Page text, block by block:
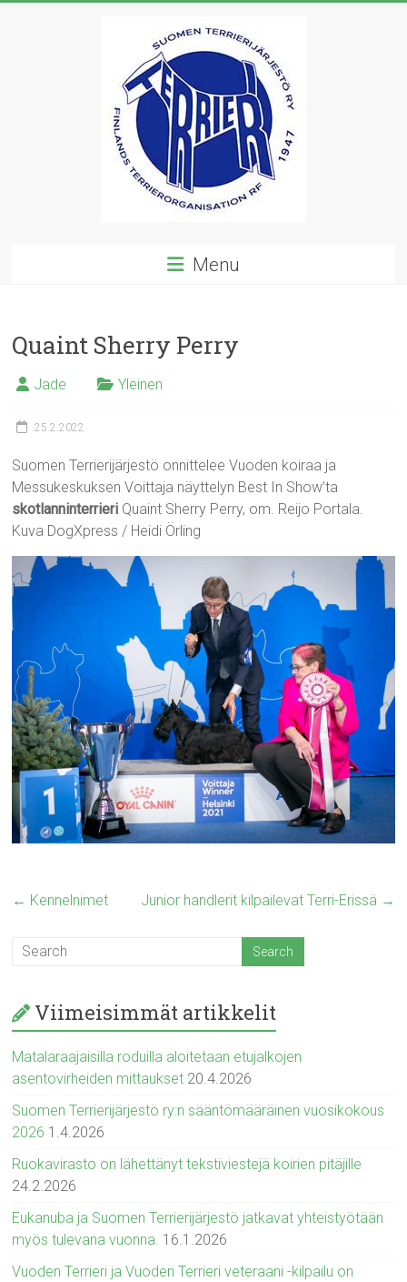
Terrierijärjestö
23
terrierirodun
rotujärjestö
Menu
Quaint Sherry Perry
Jade Yleinen
25.2.2022
Suomen Terrierijärjestö onnittelee Vuoden koiraa ja
Messukeskuksen Voittaja näyttelyn Best In Show’ta
skotlanninterrieri Quaint Sherry Perry, om. Reijo Portala.
Kuva DogXpress / Heidi Örling
← Kennelnimet Junior handlerit kilpailevat Terri-Erissä →
Viimeisimmät artikkelit
Matalaraajaisilla roduilla aloitetaan etujalkojen
asentovirheiden mittaukset 20.4.2026
Suomen Terrierijärjestö ry:n sääntömääräinen vuosikokous
2026 1.4.2026
Ruokavirasto on lähettänyt tekstiviestejä koirien pitäjille
24.2.2026
Eukanuba ja Suomen Terrierijärjestö jatkavat yhteistyötään
myös tulevana vuonna. 16.1.2026
Vuoden Terrieri ja Vuoden Terrieri veteraani -kilpailu on